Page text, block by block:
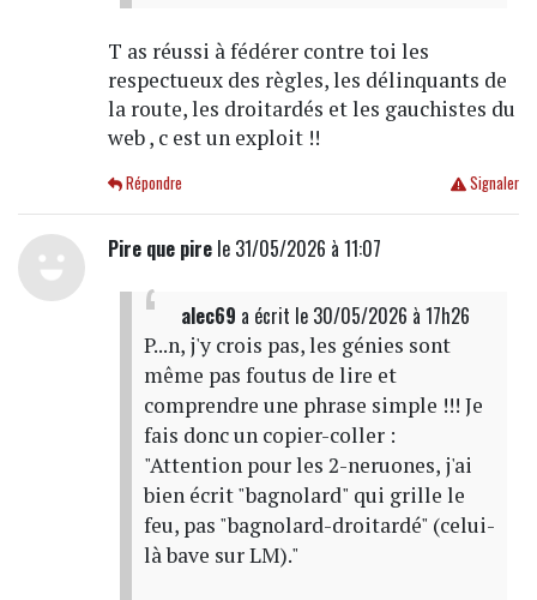
T as réussi à fédérer contre toi les
respectueux des règles, les délinquants de
la route, les droitardés et les gauchistes du
web , c est un exploit !!
Signaler
Répondre
Pire que pirele 31/05/2026 à 11:07
alec69 a écrit le 30/05/2026 à 17h26
P...n, j'y crois pas, les génies sont
même pas foutus de lire et
comprendre une phrase simple !!! Je
fais donc un copier-coller :
"Attention pour les 2-neruones, j'ai
bien écrit "bagnolard" qui grille le
feu, pas "bagnolard-droitardé" (celui-
là bave sur LM)."